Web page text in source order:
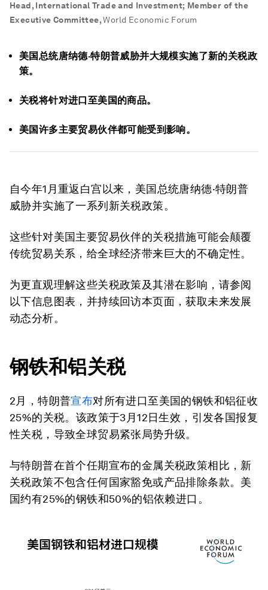
Head, International Trade and Investment; Member of the
Executive Committee, World Economic Forum
美国总统唐纳德·特朗普威胁并大规模实施了新的关税政
策。
关税将针对进口至美国的商品。
美国许多主要贸易伙伴都可能受到影响。
自今年1月重返白宫以来，美国总统唐纳德·特朗普
威胁并实施了一系列新关税政策。
这些针对美国主要贸易伙伴的关税措施可能会颠覆
传统贸易关系，给全球经济带来巨大的不确定性。
为更直观理解这些关税政策及其潜在影响，请参阅
以下信息图表，并持续回访本页面，获取未来发展
动态分析。
钢铁和铝关税
2月，特朗普宣布对所有进口至美国的钢铁和铝征收
25%的关税。该政策于3月12日生效，引发各国报复
性关税，导致全球贸易紧张局势升级。
与特朗普在首个任期宣布的金属关税政策相比，新
关税政策不包含任何国家豁免或产品排除条款。美
国约有25%的钢铁和50%的铝依赖进口。